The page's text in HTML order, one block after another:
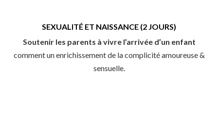
SEXUALITÉ ET NAISSANCE (2 JOURS)
Soutenir les parents à vivre l’arrivée d’un enfant
comment un enrichissement de la complicité amoureuse &
sensuelle.